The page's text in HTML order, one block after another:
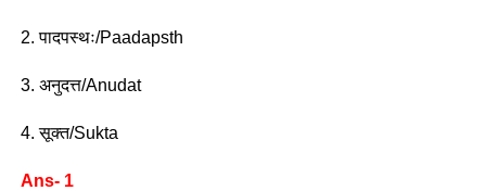
2. पादपस्थः/Paadapsth
3. अनुदत्त/Anudat
4. सूक्त/Sukta
Ans- 1